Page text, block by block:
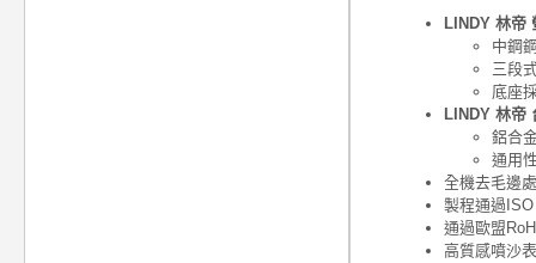
LINDY 林帝
中鋼
三段
底座
LINDY 林帝
鋁合
通用
全機去毛邊
製程通過
通過歐盟
高質感噴沙